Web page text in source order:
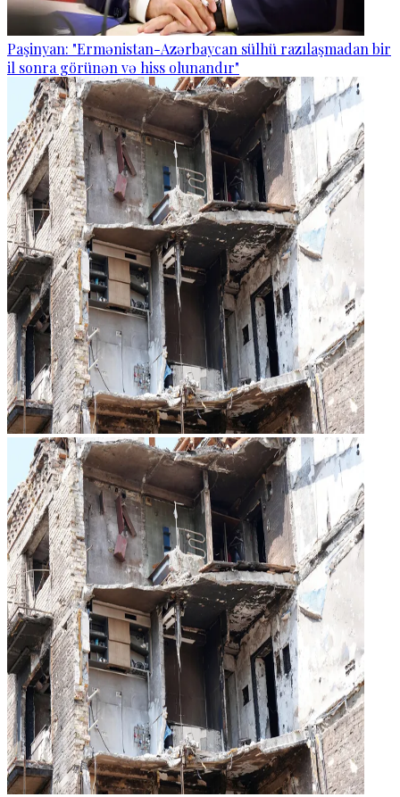
Paşinyan: "Ermənistan-Azərbaycan sülhü razılaşmadan bir
il sonra görünən və hiss olunandır"